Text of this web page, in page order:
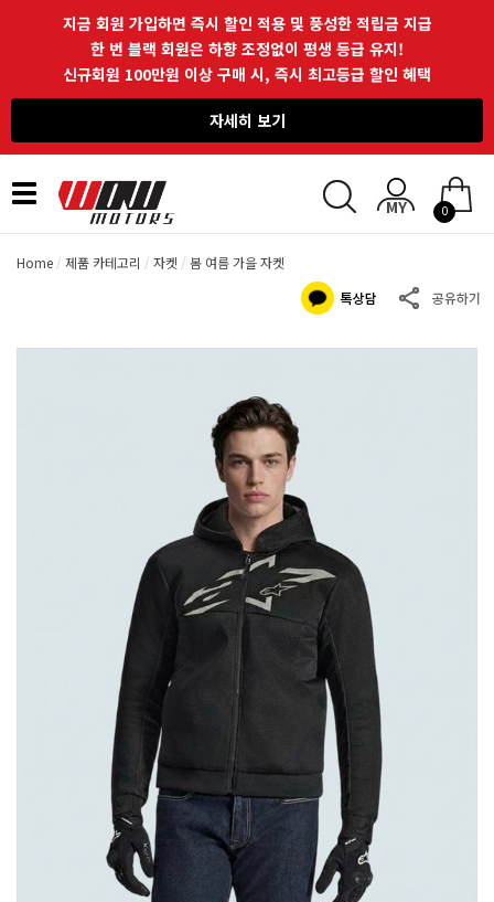
지금 회원 가입하면 즉시 할인 적용 및 풍성한 적립금 지급
한 번 블랙 회원은 하향 조정없이 평생 등급 유지!
신규회원 100만원 이상 구매 시, 즉시 최고등급 할인 혜택
자세히 보기
Toggle
navigation
0
Home 제품 카테고리 자켓 봄 여름 가을 자켓